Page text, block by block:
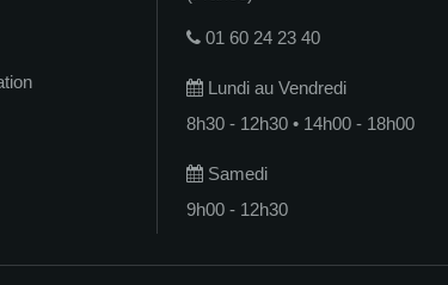
01 60 24 23 40
Lundi au Vendredi
8h30 - 12h30 • 14h00 - 18h00
Samedi
9h00 - 12h30